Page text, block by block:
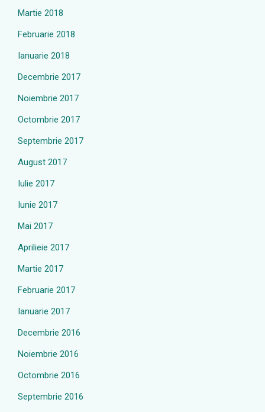
Martie 2018
Februarie 2018
Ianuarie 2018
Decembrie 2017
Noiembrie 2017
Octombrie 2017
Septembrie 2017
August 2017
Iulie 2017
Iunie 2017
Mai 2017
Aprilieie 2017
Martie 2017
Februarie 2017
Ianuarie 2017
Decembrie 2016
Noiembrie 2016
Octombrie 2016
Septembrie 2016